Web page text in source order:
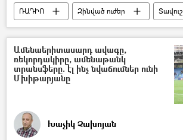
ՌԱԴԻՈ Զինված ուժեր
Տավուշ
Դիվանագետ
Տիգրան Աբրահամյան
Ամենաերիտասարդ ավագը,
ռեկորդակիրը, ամենաթանկ
տրանսֆերը. էլ ինչ նվաճումներ ունի
Մխիթարյանը
Խաչիկ Չախոյան